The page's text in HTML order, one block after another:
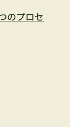
のプロセ